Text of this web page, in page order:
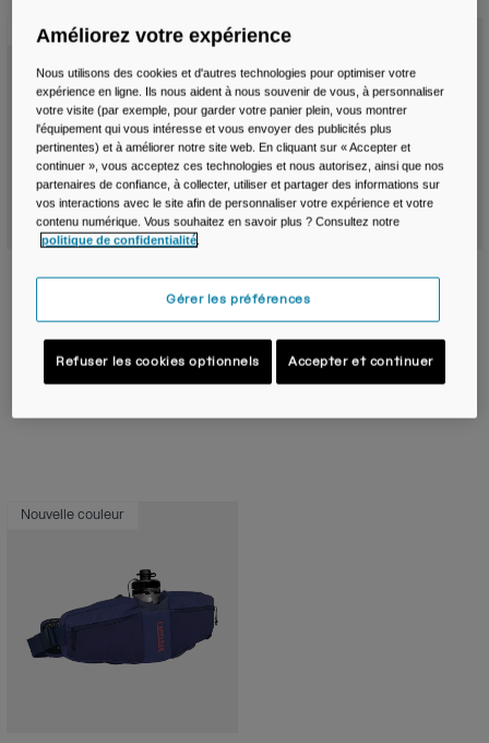
Mugs et Gobelets
Ceintures et sacoches
Sacoches Vélo
Réservoirs
Accessoires
Nouvelle couleur
Pack avec bidon Podium Dirt Series
Product swatch type of Arctic Blue.
Product swatch type of Berry.
Product swatch type of Black.
Product swatch type of Deep Sea.
Nouvelle couleur
poche à eau Crux® Lumbar 1,5 L
Product swatch type of Arctic
Product swatch type of
Product swatch
Product
Nouvelle couleur
Améliorez votre expérience
Nous utilisons des cookies et d'autres technologies pour optimiser votre
expérience en ligne. Ils nous aident à nous souvenir de vous, à personnaliser
votre visite (par exemple, pour garder votre panier plein, vous montrer
l'équipement qui vous intéresse et vous envoyer des publicités plus
pertinentes) et à améliorer notre site web. En cliquant sur « Accepter et
continuer », vous acceptez ces technologies et nous autorisez, ainsi que nos
partenaires de confiance, à collecter, utiliser et partager des informations sur
vos interactions avec le site afin de personnaliser votre expérience et votre
contenu numérique. Vous souhaitez en savoir plus ? Consultez notre
politique de confidentialité.
Gérer les préférences
Refuser les cookies optionnels Accepter et continuer